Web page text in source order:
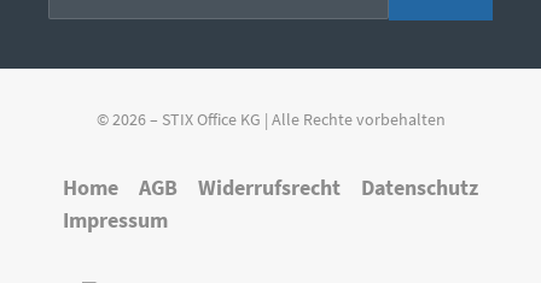
© 2026 – STIX Office KG | Alle Rechte vorbehalten
Home AGB Widerrufsrecht
Datenschutz
Impressum